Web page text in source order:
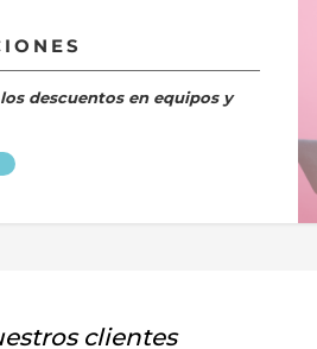
los descuentos en equipos y
clientes